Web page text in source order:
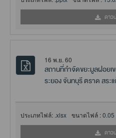
ดาว
16 พ.ย. 60
สถานที่กำจัดขยะมูลฝอย
ระยอง จันทบุรี ตราด สระแ
ประเภทไฟล์: .xlsx ขนาดไฟล์ :0.05
ดาว